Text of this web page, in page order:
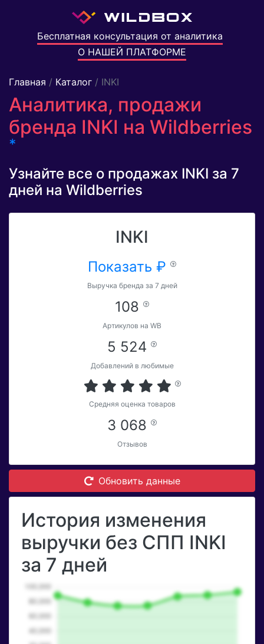
Бесплатная консультация от аналитика
О НАШЕЙ ПЛАТФОРМЕ
Главная / Каталог / INKI
Аналитика, продажи
бренда INKI на Wildberries
*
Узнайте все о продажах INKI за 7
дней на Wildberries
INKI
Показать ₽
Выручка бренда за 7 дней
108
Артикулов на WB
5 524
Добавлений в любимые
Средняя оценка товаров
3 068
Отзывов
Обновить данные
История изменения
выручки без СПП INKI
за 7 дней